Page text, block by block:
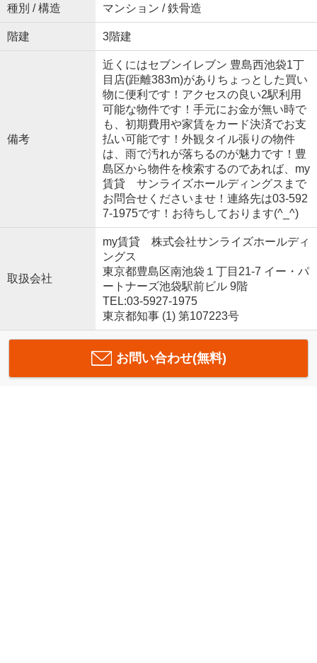
種別 / 構造 マンション / 鉄骨造
階建 3階建
備考
近くにはセブンイレブン 豊島西池袋1丁
目店(距離383m)がありちょっとした買い
物に便利です！アクセスの良い2駅利用
可能な物件です！手元にお金が無い時で
も、初期費用や家賃をカード決済でお支
払い可能です！外観タイル張りの物件
は、雨で汚れが落ちるのが魅力です！豊
島区から物件を検索するのであれば、my
賃貸 サンライズホールディングスまで
お問合せくださいませ！連絡先は03-592
7-1975です！お待ちしております(^_^)
取扱会社
my賃貸 株式会社サンライズホールディ
ングス
東京都豊島区南池袋１丁目21-7 イー・パ
ートナーズ池袋駅前ビル 9階
TEL:03-5927-1975
東京都知事 (1) 第107223号
お問い合わせ(無料)